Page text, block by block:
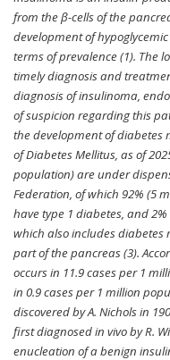
from the β-cells of the
development of
terms of prevalence (1). The
timely diagnosis and
diagnosis of insulinoma,
of suspicion regarding this
the development of diabetes
of Diabetes Mellitus, as of
population) are under
Federation, of which 92% (5
have type 1 diabetes, and
which also includes diabetes
part of the pancreas (3).
occurs in 11.9 cases per 1
in 0.9 cases per 1 million
discovered by A. Nichols in
first diagnosed in vivo by R.
enucleation of a benign